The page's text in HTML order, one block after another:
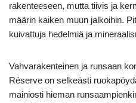
rakenteeseen, mutta tiivis ja
määrin kaiken muun jalkoihin.
kuivattuja hedelmiä ja
Vahvarakenteinen ja runsaan
Réserve on selkeästi
mainiosti hieman